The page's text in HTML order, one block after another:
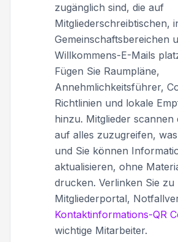
zugänglich sind, die auf
Mitgliederschreibtischen,
Gemeinschaftsbereichen
Willkommens-E-Mails
Fügen Sie Raumpläne,
Annehmlichkeitsführer,
Richtlinien und lokale
hinzu. Mitglieder scannen
auf alles zuzugreifen,
und Sie können
aktualisieren, ohne
drucken. Verlinken Sie zu
Mitgliederportal,
Kontaktinformations-QR
wichtige Mitarbeiter.